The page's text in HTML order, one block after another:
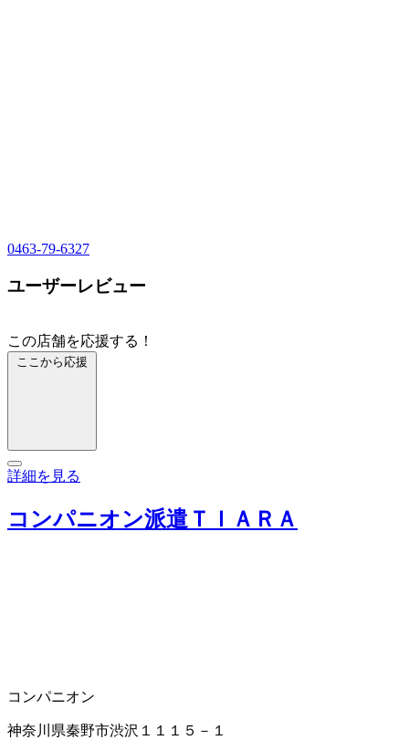
0463-79-6327
ユーザーレビュー
この店舗を応援する！
ここから応援
詳細を見る
コンパニオン派遣ＴＩＡＲＡ
コンパニオン
神奈川県秦野市渋沢１１１５－１